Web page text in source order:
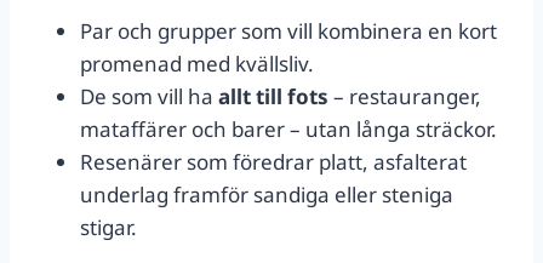
Par och grupper som vill kombinera en kort
promenad med kvällsliv.
De som vill ha allt till fots – restauranger,
mataffärer och barer – utan långa sträckor.
Resenärer som föredrar platt, asfalterat
underlag framför sandiga eller steniga
stigar.